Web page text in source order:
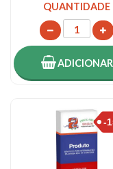
QUANTIDADE
ADICIONAR